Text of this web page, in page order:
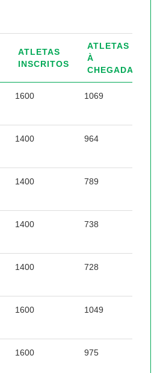
ATLETAS
INSCRITOS
ATLETAS
À
CHEGADA
1600 1069
1400 964
1400 789
1400 738
1400 728
1600 1049
1600 975